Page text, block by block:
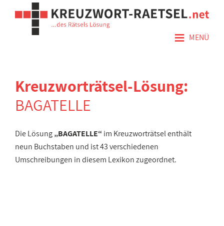
≡ MENÜ
Kreuzworträtsel-Lösung:
BAGATELLE
Die Lösung„BAGATELLE“ im Kreuzworträtsel enthält
neun Buchstaben und ist 43 verschiedenen
Umschreibungen in diesem Lexikon zugeordnet.